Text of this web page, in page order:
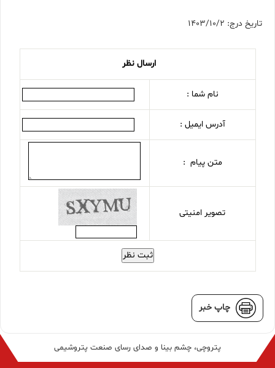
تاریخ درج: 1403/10/2
ارسال نظر
نام شما :
آدرس ایمیل :
متن پیام :
تصویر امنیتی
ثبت نظر
چاپ خبر
پتروچی، چشم بینا و صدای رسای صنعت پتروشیمی